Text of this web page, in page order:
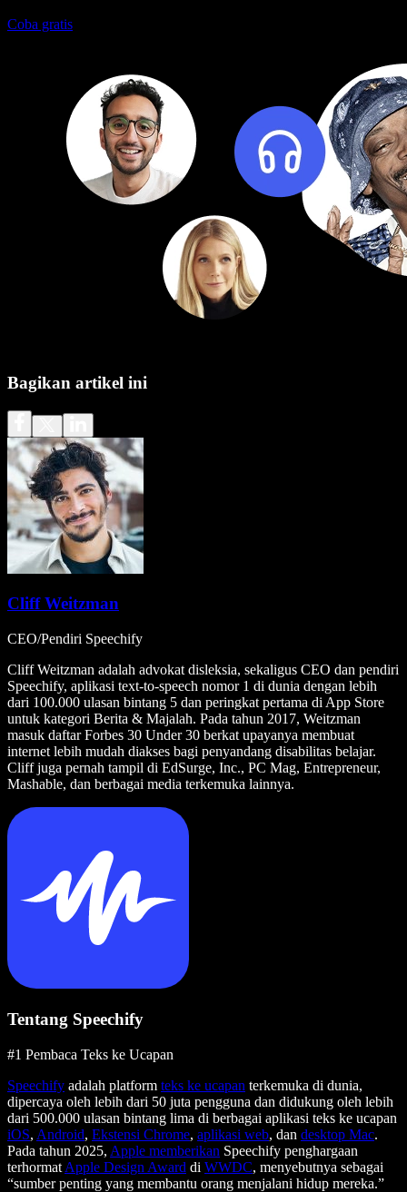
Coba gratis
Bagikan artikel ini
Cliff Weitzman
CEO/Pendiri Speechify
Cliff Weitzman adalah advokat disleksia, sekaligus CEO dan pendiri
Speechify, aplikasi text-to-speech nomor 1 di dunia dengan lebih
dari 100.000 ulasan bintang 5 dan peringkat pertama di App Store
untuk kategori Berita & Majalah. Pada tahun 2017, Weitzman
masuk daftar Forbes 30 Under 30 berkat upayanya membuat
internet lebih mudah diakses bagi penyandang disabilitas belajar.
Cliff juga pernah tampil di EdSurge, Inc., PC Mag, Entrepreneur,
Mashable, dan berbagai media terkemuka lainnya.
Tentang Speechify
#1 Pembaca Teks ke Ucapan
Speechify adalah platform teks ke ucapan terkemuka di dunia,
dipercaya oleh lebih dari 50 juta pengguna dan didukung oleh lebih
dari 500.000 ulasan bintang lima di berbagai aplikasi teks ke ucapan
iOS, Android, Ekstensi Chrome, aplikasi web, dan desktop Mac.
Pada tahun 2025, Apple memberikan Speechify penghargaan
terhormat Apple Design Award di WWDC, menyebutnya sebagai
“sumber penting yang membantu orang menjalani hidup mereka.”